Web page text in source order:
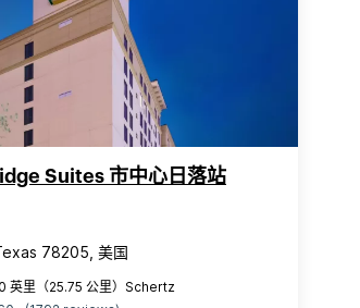
Suites 市中心日落站
78205, 美国
英里（25.75 公里）Schertz